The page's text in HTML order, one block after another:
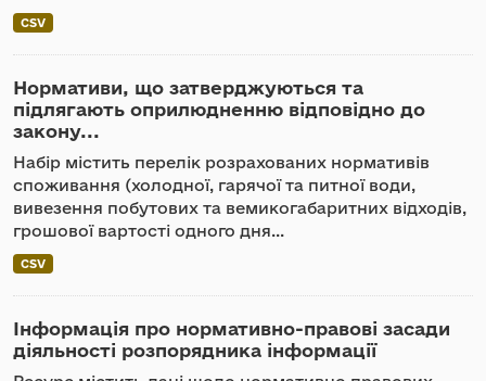
CSV
Нормативи, що затверджуються та
підлягають оприлюдненню відповідно до
закону...
Набір містить перелік розрахованих нормативів
споживання (холодної, гарячої та питної води,
вивезення побутових та вемикогабаритних відходів,
грошової вартості одного дня...
CSV
Інформація про нормативно-правові засади
діяльності розпорядника інформації